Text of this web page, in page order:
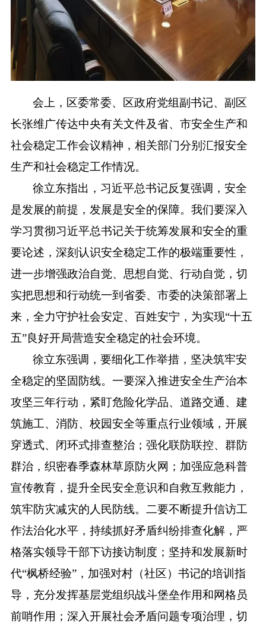
会上，区委常委、区政府党组副书记、副区
长张维广传达中央有关文件及省、市安全生产和
社会稳定工作会议精神，相关部门分别汇报安全
生产和社会稳定工作情况。
徐立东指出，习近平总书记反复强调，安全
是发展的前提，发展是安全的保障。我们要深入
学习贯彻习近平总书记关于统筹发展和安全的重
要论述，深刻认识安全稳定工作的极端重要性，
进一步增强政治自觉、思想自觉、行动自觉，切
实把思想和行动统一到省委、市委的决策部署上
来，全力守护社会安定、百姓安宁，为实现“十五
五”良好开局营造安全稳定的社会环境。
徐立东强调，要细化工作举措，坚决筑牢安
全稳定的坚固防线。一要深入推进安全生产治本
攻坚三年行动，紧盯危险化学品、道路交通、建
筑施工、消防、校园安全等重点行业领域，开展
穿透式、闭环式排查整治；强化联防联控、群防
群治，织密春季森林草原防火网；加强应急科普
宣传教育，提升全民安全意识和自救互救能力，
筑牢防灾减灾的人民防线。二要不断提升信访工
作法治化水平，持续抓好矛盾纠纷排查化解，严
格落实领导干部下访接访制度；坚持和发展新时
代“枫桥经验”，加强对村（社区）书记的培训指
导，充分发挥基层党组织战斗堡垒作用和网格员
前哨作用；深入开展社会矛盾问题专项治理，切